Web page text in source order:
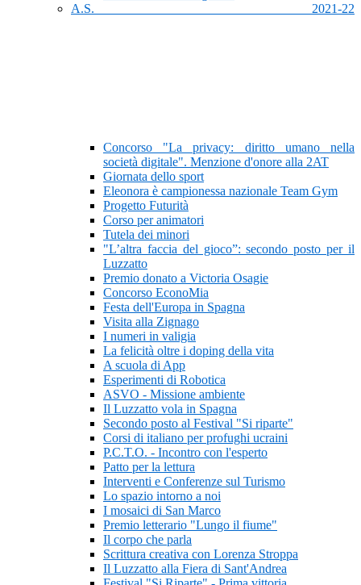
A.S. 2021-22
Concorso "La privacy: diritto umano nella
società digitale". Menzione d'onore alla 2AT
Giornata dello sport
Eleonora è campionessa nazionale Team Gym
Progetto Futurità
Corso per animatori
Tutela dei minori
"L’altra faccia del gioco”: secondo posto per il
Luzzatto
Premio donato a Victoria Osagie
Concorso EconoMia
Festa dell'Europa in Spagna
Visita alla Zignago
I numeri in valigia
La felicità oltre i doping della vita
A scuola di App
Esperimenti di Robotica
ASVO - Missione ambiente
Il Luzzatto vola in Spagna
Secondo posto al Festival "Si riparte"
Corsi di italiano per profughi ucraini
P.C.T.O. - Incontro con l'esperto
Patto per la lettura
Interventi e Conferenze sul Turismo
Lo spazio intorno a noi
I mosaici di San Marco
Premio letterario "Lungo il fiume"
Il corpo che parla
Scrittura creativa con Lorenza Stroppa
Il Luzzatto alla Fiera di Sant'Andrea